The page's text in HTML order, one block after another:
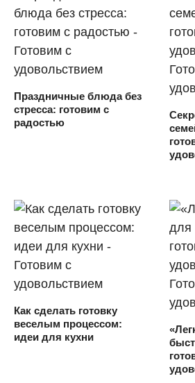
Праздничные блюда без
стресса: готовим с
радостью
Как сделать готовку
веселым процессом:
идеи для кухни